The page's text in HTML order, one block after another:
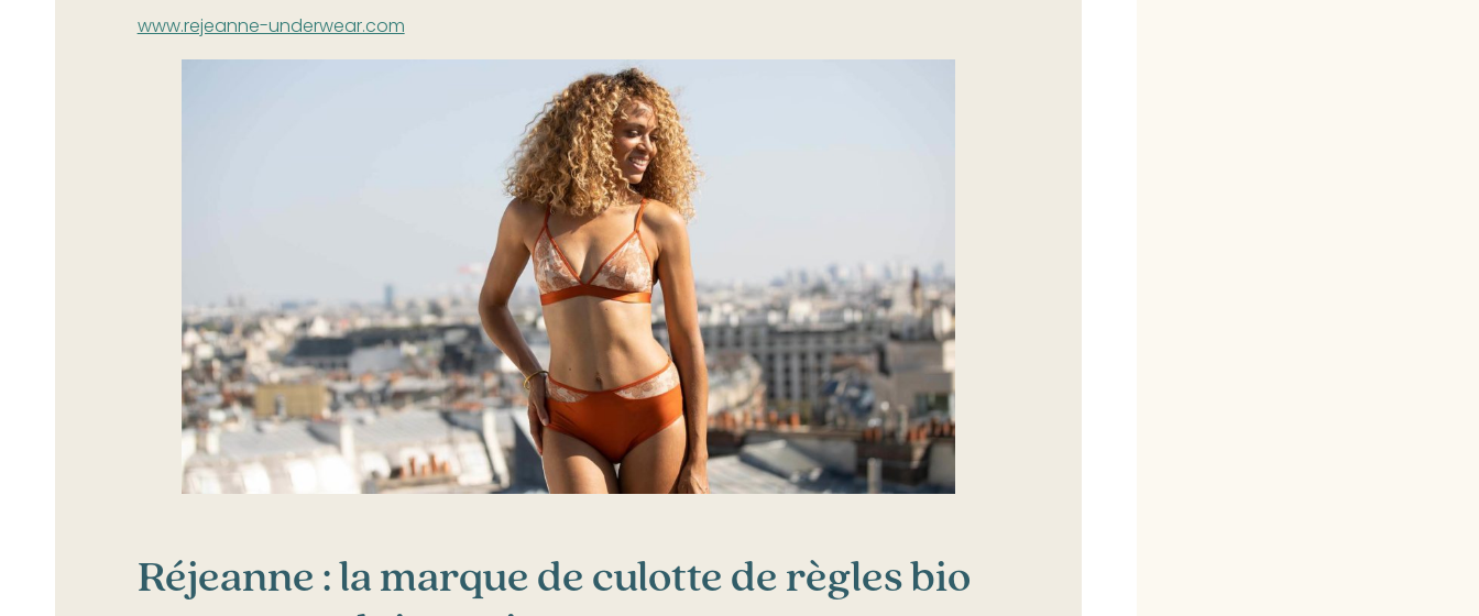
www.rejeanne-underwear.com
Réjeanne : la marque de culotte de règles bio